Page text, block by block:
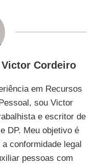
Cordeiro
em Recursos
sou Victor
e escritor de
DP. Meu objetivo é
conformidade legal
pessoas com